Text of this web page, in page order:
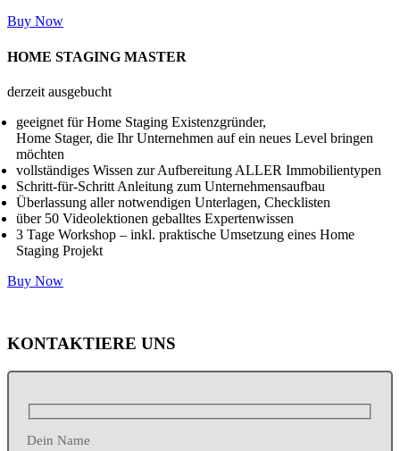
Buy Now
HOME STAGING MASTER
derzeit ausgebucht
geeignet für Home Staging Existenzgründer,
Home Stager, die Ihr Unternehmen auf ein neues Level bringen
möchten
vollständiges Wissen zur Aufbereitung ALLER Immobilientypen
Schritt-für-Schritt Anleitung zum Unternehmensaufbau
Überlassung aller notwendigen Unterlagen, Checklisten
über 50 Videolektionen geballtes Expertenwissen
3 Tage Workshop – inkl. praktische Umsetzung eines Home
Staging Projekt
Buy Now
KONTAKTIERE UNS
Dein Name